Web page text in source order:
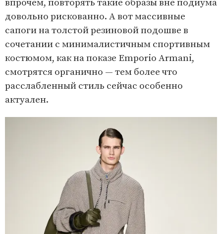
впрочем, повторять такие образы вне подиума
довольно рискованно. А вот массивные
сапоги на толстой резиновой подошве в
сочетании с минималистичным спортивным
костюмом, как на показе Emporio Armani,
смотрятся органично — тем более что
расслабленный стиль сейчас особенно
актуален.